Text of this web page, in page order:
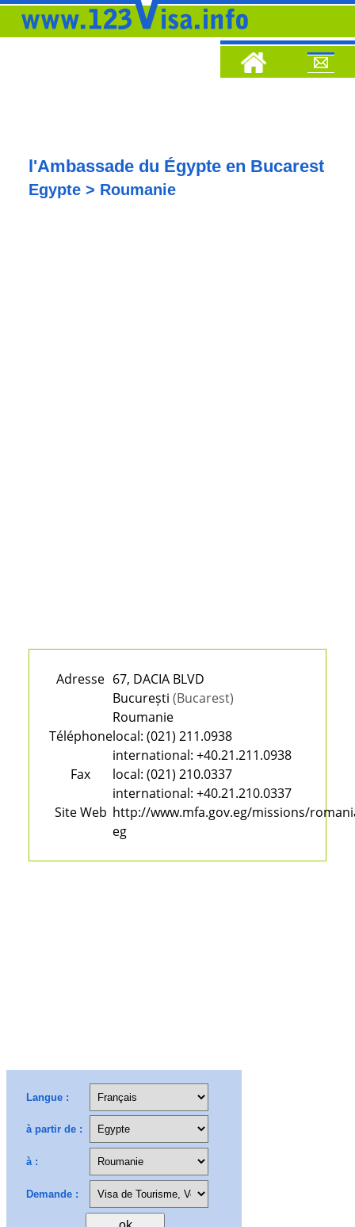
l'Ambassade du Égypte en Bucarest
Egypte > Roumanie
Adresse 67, DACIA BLVD
București (Bucarest)
Roumanie
Téléphonelocal: (021) 211.0938
international: +40.21.211.0938
Fax
local: (021) 210.0337
international: +40.21.210.0337
Site Web http://www.mfa.gov.eg/missions/
eg